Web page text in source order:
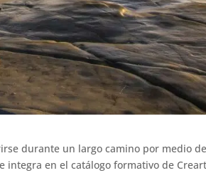
durante un largo camino por medio de
en el catálogo formativo de